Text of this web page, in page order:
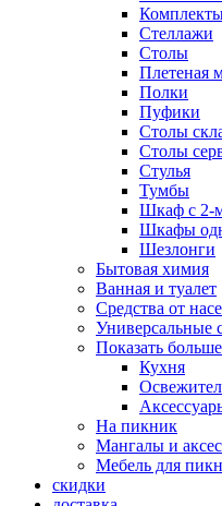
Стеллажи
Столы
Плетеная
Полки
Пуфики
Столы
Столы
Стулья
Тумбы
Шкаф с 2-
Шкафы
Шезлонги
Бытовая химия
Ванная и туалет
Средства от
Универсальные
Показать
Кухня
На пикник
Мангалы и
Мебель для
скидки